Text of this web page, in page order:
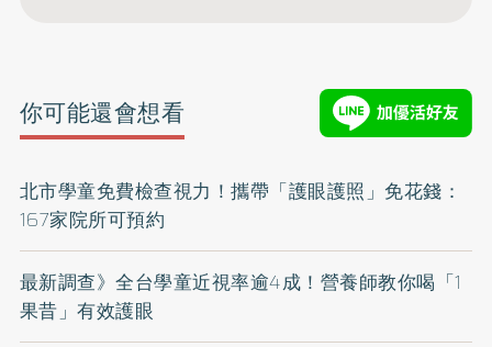
你可能還會想看
北市學童免費檢查視力！攜帶「護眼護照」免花錢：
167家院所可預約
最新調查》全台學童近視率逾4成！營養師教你喝「1
果昔」有效護眼